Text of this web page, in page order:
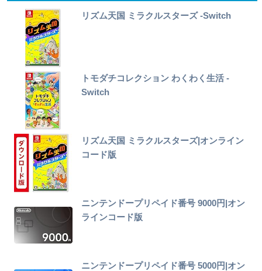
リズム天国 ミラクルスターズ -Switch
トモダチコレクション わくわく生活 -
Switch
リズム天国 ミラクルスターズ|オンライン
コード版
ニンテンドープリペイド番号 9000円|オン
ラインコード版
ニンテンドープリペイド番号 5000円|オン